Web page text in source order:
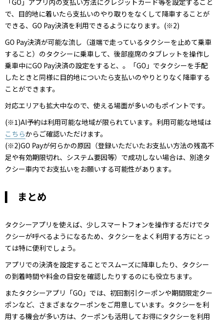
で、目的地に着いたら支払いのやり取りをなくして降車することが
できる、GO Pay決済を利用できるようになります。(※2)
GO Pay決済が可能な流し（道端で走っているタクシーを止めて乗車
すること）のタクシーに乗車して、後部座席のタブレットを操作し
乗車中にGO Pay決済の設定をすると、。「GO」でタクシーを手配
したときと同様に目的地についたら支払いのやりとりなく降車する
ことができます。
対応エリアも拡大中なので、使える場面が多いのもポイントです。
(※1)AI予約は利用可能な地域が限られています。利用可能な地域は
こちらからご確認いただけます。
(※2)GO Payが何らかの原因（登録いただいたお支払い方法の残高不
足や有効期限切れ、システム要因等）で成功しない場合は、別途タ
クシー車内でお支払いをお願いする可能性があります。
まとめ
タクシーアプリを使えば、少しスマートフォンを操作するだけでタ
クシーが呼べるようになるため、タクシーをよく利用する方にとっ
ては特に便利でしょう。
アプリでの決済を設定することでスムーズに降車したり、タクシー
の到着時間や料金の目安を確認したりするのにも役立ちます。
またタクシーアプリ「GO」では、初回割引クーポンや期間限定クー
ポンなど、さまざまなクーポンをご用意しています。タクシーを利
用する機会が多い方は、クーポンも活用してお得にタクシーを利用